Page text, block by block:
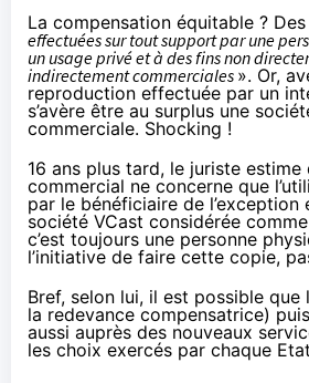
La compensation équitable ? Des
effectuées sur tout support par une
un usage privé et à des fins non
indirectement commerciales ». Or,
reproduction effectuée par un
s’avère être au surplus une
commerciale. Shocking !
16 ans plus tard, le juriste
commercial ne concerne que
par le bénéficiaire de l’exception
société VCast considérée
c’est toujours une personne
l’initiative de faire cette copie,
Bref, selon lui, il est possible
la redevance compensatrice)
aussi auprès des nouveaux
les choix exercés par chaque